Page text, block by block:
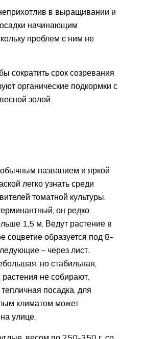
в выращивании и
начинающим
проблем с ним не
сократить срок созревания
органические подкормки с
золой.
названием и яркой
легко узнать среди
томатной культуры.
он редко
1,5 м. Ведут растение в
соцветие образуется под 8-
– через лист.
но стабильная,
не собирают.
посадка, для
климатом может
улице.